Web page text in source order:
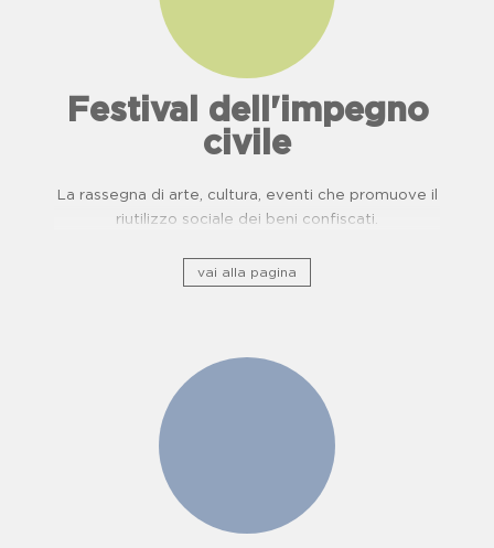
Festival dell'impegno
civile
La rassegna di arte, cultura, eventi che promuove il
riutilizzo sociale dei beni confiscati.
vai alla pagina